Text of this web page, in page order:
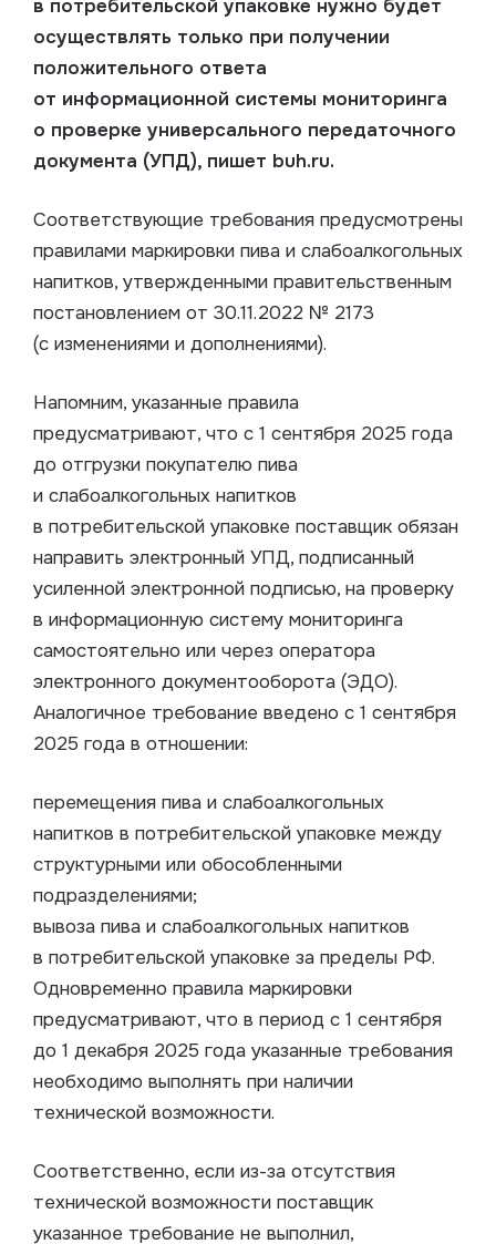
в потребительской упаковке нужно будет
осуществлять только при получении
положительного ответа
от информационной системы мониторинга
о проверке универсального передаточного
документа (УПД), пишет buh.ru.
Соответствующие требования предусмотрены
правилами маркировки пива и слабоалкогольных
напитков, утвержденными правительственным
постановлением от 30.11.2022 № 2173
(с изменениями и дополнениями).
Напомним, указанные правила
предусматривают, что с 1 сентября 2025 года
до отгрузки покупателю пива
и слабоалкогольных напитков
в потребительской упаковке поставщик обязан
направить электронный УПД, подписанный
усиленной электронной подписью, на проверку
в информационную систему мониторинга
самостоятельно или через оператора
электронного документооборота (ЭДО).
Аналогичное требование введено с 1 сентября
2025 года в отношении:
перемещения пива и слабоалкогольных
напитков в потребительской упаковке между
структурными или обособленными
подразделениями;
вывоза пива и слабоалкогольных напитков
в потребительской упаковке за пределы РФ.
Одновременно правила маркировки
предусматривают, что в период с 1 сентября
до 1 декабря 2025 года указанные требования
необходимо выполнять при наличии
технической возможности.
Соответственно, если из-за отсутствия
технической возможности поставщик
указанное требование не выполнил,